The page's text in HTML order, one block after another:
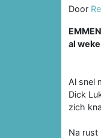
Door
al
Al snel
Dick
zich
Na rust